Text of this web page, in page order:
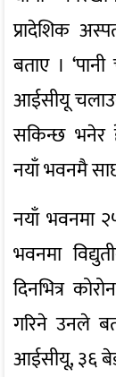
प्रादेशिक
बताए ।
आईसीयू
सकिन्छ भनेर
नयाँ भवनमै
नयाँ भवनमा
भवनमा
दिनभित्र
गरिने उनले
आईसीयू, ३६